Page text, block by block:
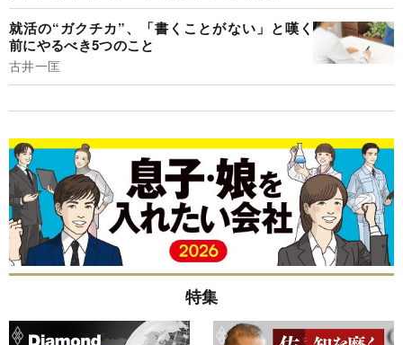
就活の“ガクチカ”、「書くことがない」と嘆く
前にやるべき5つのこと
古井一匡
特集